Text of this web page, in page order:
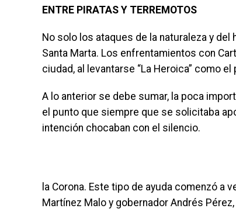
ENTRE PIRATAS Y TERREMOTOS
No solo los ataques de la naturaleza y
Santa Marta. Los enfrentamientos con
ciudad, al levantarse “La Heroica” como
A lo anterior se debe sumar, la poca
el punto que siempre que se solicitaba
intención chocaban con el silencio.
la Corona. Este tipo de ayuda comenzó a
Martínez Malo y gobernador Andrés